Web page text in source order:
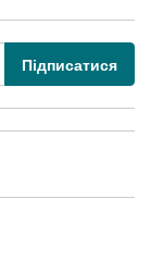
Підписатися